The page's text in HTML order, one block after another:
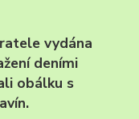
vydána
deními
obálku s